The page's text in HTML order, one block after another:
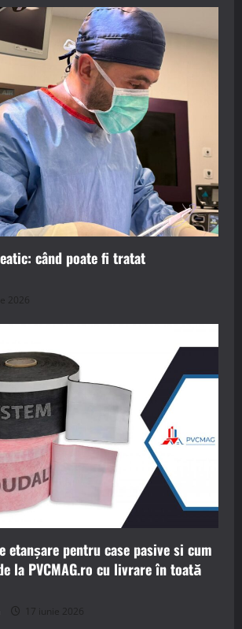
când poate fi tratat
2026
etanșare pentru case pasive si cum
la PVCMAG.ro cu livrare în toată
17 iunie 2026